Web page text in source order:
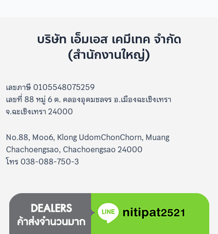
บริษัท เอ็มเอส เคมีเทค จำกัด
(สำนักงานใหญ่)
เลขภาษี 0105548075259
เลขที่ 88 หมู่ 6 ต. คลองอุดมชลจร อ.เมืองฉะเชิงเทรา
จ.ฉะเชิงเทรา 24000
No.88, Moo6, Klong UdomChonChorn, Muang
Chachoengsao, Chachoengsao 24000
โทร 038-088-750-3